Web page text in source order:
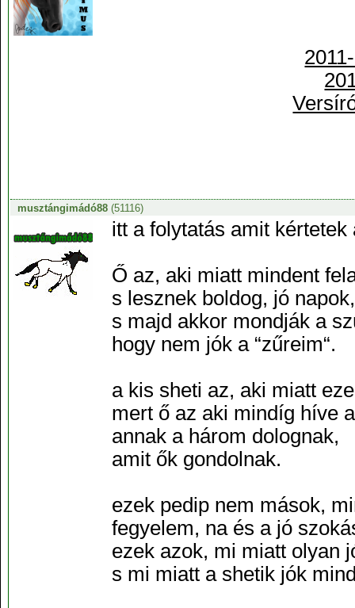
musztángimádó88(51116)
itt a folytatás amit kértetek
Ő az, aki miatt mindent
s lesznek boldog, jó napok,
s majd akkor mondják a
hogy nem jók a “zűreim“.
a kis sheti az, aki miatt
mert ő az aki mindíg híve
annak a három dolognak,
amit ők gondolnak.
ezek pedip nem mások,
fegyelem, na és a jó
ezek azok, mi miatt olyan
s mi miatt a shetik jók